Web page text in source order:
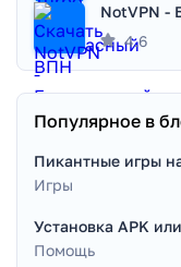
4.6
Популярное в
Пикантные игры
Игры
Установка APK
Помощь